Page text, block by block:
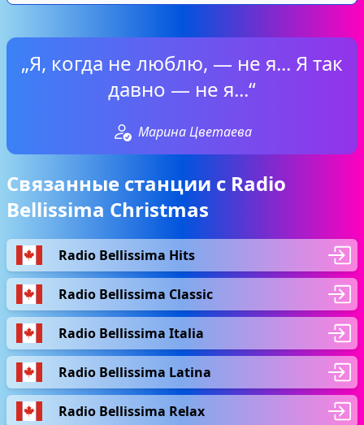
„Я, когда не люблю, — не я... Я так
давно — не я...“
Марина Цветаева
Связанные станции с Radio
Bellissima Christmas
Radio Bellissima Hits
Radio Bellissima Classic
Radio Bellissima Italia
Radio Bellissima Latina
Radio Bellissima Relax